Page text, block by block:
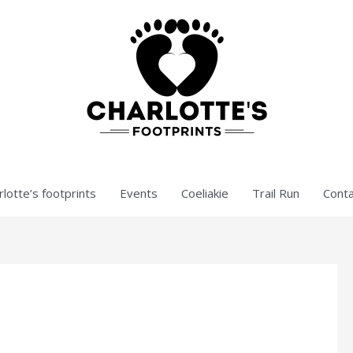
footprints Events Coeliakie Trail Run